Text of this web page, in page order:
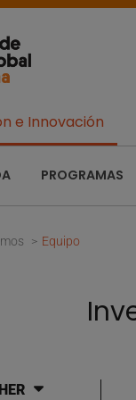
e Innovación
PROGRAMAS
Equipo